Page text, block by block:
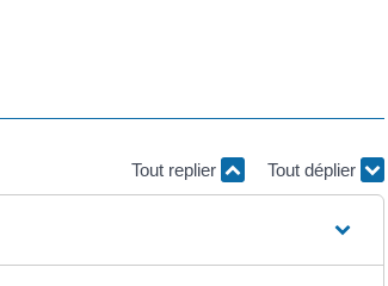
Tout replier Tout déplier